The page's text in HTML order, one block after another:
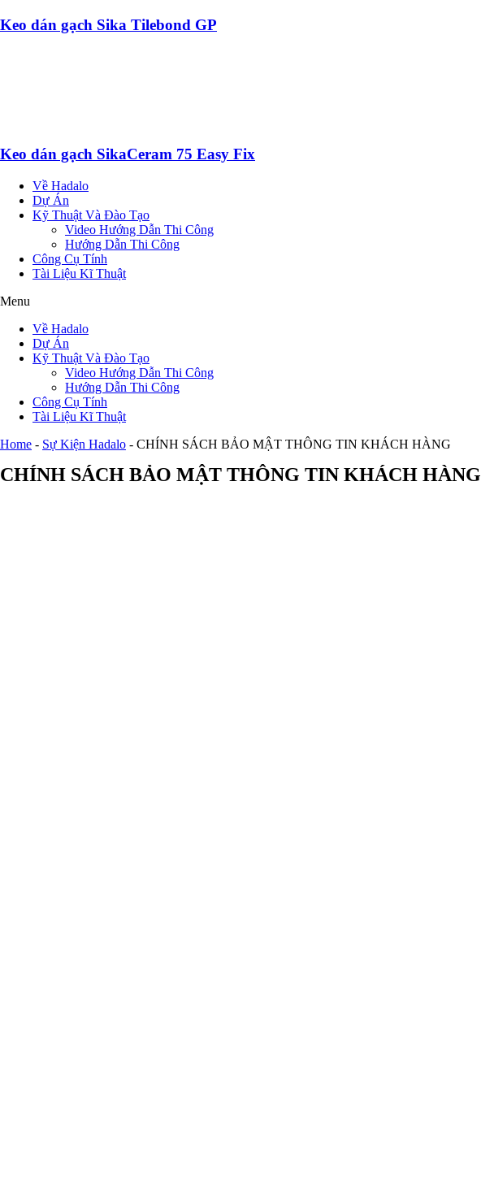
Keo dán gạch Sika Tilebond GP
Keo dán gạch SikaCeram 75 Easy Fix
Về Hadalo
Dự Án
Kỹ Thuật Và Đào Tạo
Video Hướng Dẫn Thi Công
Hướng Dẫn Thi Công
Công Cụ Tính
Tài Liệu Kĩ Thuật
Menu
Về Hadalo
Dự Án
Kỹ Thuật Và Đào Tạo
Video Hướng Dẫn Thi Công
Hướng Dẫn Thi Công
Công Cụ Tính
Tài Liệu Kĩ Thuật
Home - Sự Kiện Hadalo - CHÍNH SÁCH BẢO MẬT THÔNG TIN KHÁCH HÀNG
CHÍNH SÁCH BẢO MẬT THÔNG TIN KHÁCH HÀNG